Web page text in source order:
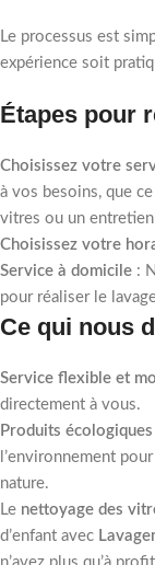
Le processus est
expérience soit
Étapes pour
Choisissez votre
à vos besoins, que
vitres ou un
Choisissez votre
Service à domicile :
pour réaliser le
Ce qui nous
Service flexible et
directement à vous.
Produits écologiques
l’environnement
nature.
Le nettoyage des
d’enfant avec